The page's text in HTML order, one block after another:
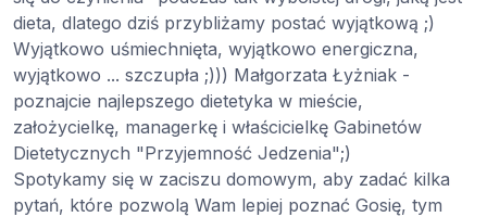
dieta, dlatego dziś przybliżamy postać wyjątkową ;)
Wyjątkowo uśmiechnięta, wyjątkowo energiczna,
wyjątkowo ... szczupła ;))) Małgorzata Łyżniak -
poznajcie najlepszego dietetyka w mieście,
założycielkę, managerkę i właścicielkę Gabinetów
Dietetycznych "Przyjemność Jedzenia";)
Spotykamy się w zaciszu domowym, aby zadać kilka
pytań, które pozwolą Wam lepiej poznać Gosię, tym